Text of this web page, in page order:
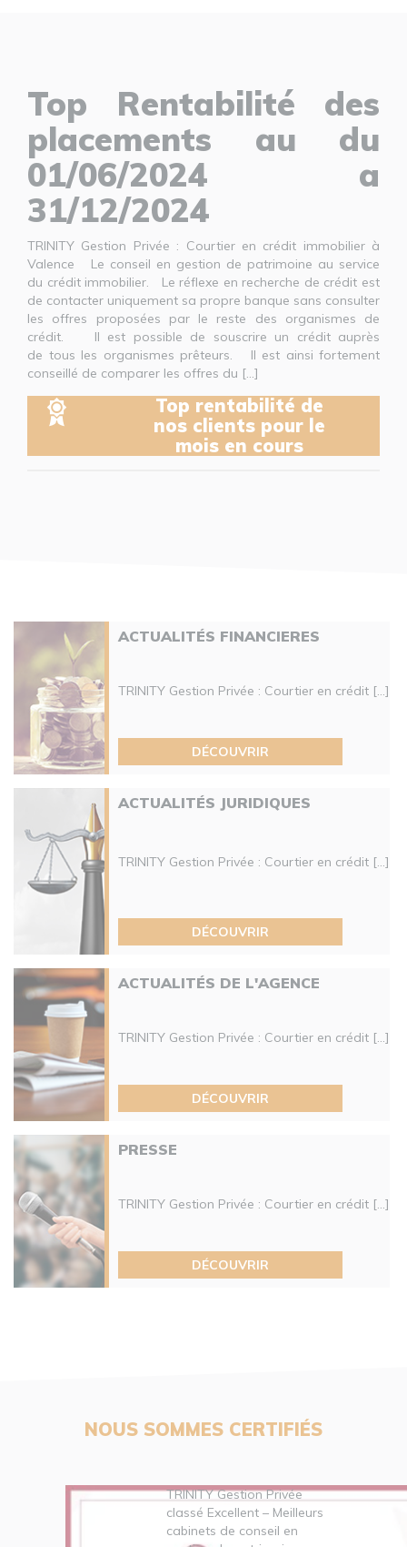
Top Rentabilité des
placements au du
01/06/2024 a
31/12/2024
TRINITY Gestion Privée : Courtier en crédit immobilier à
Valence Le conseil en gestion de patrimoine au service
du crédit immobilier. Le réflexe en recherche de crédit est
de contacter uniquement sa propre banque sans consulter
les offres proposées par le reste des organismes de
crédit. Il est possible de souscrire un crédit auprès
de tous les organismes prêteurs. Il est ainsi fortement
conseillé de comparer les offres du [...]
Top rentabilité de
nos clients pour le
mois en cours
ACTUALITÉS FINANCIERES
TRINITY Gestion Privée : Courtier en crédit [...]
DÉCOUVRIR
ACTUALITÉS JURIDIQUES
TRINITY Gestion Privée : Courtier en crédit [...]
DÉCOUVRIR
ACTUALITÉS DE L'AGENCE
TRINITY Gestion Privée : Courtier en crédit [...]
DÉCOUVRIR
PRESSE
TRINITY Gestion Privée : Courtier en crédit [...]
DÉCOUVRIR
NOUS SOMMES CERTIFIÉS
TRINITY Gestion Privée
classé Excellent – Meilleurs
cabinets de conseil en